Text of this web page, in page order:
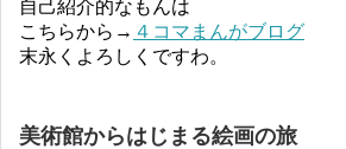
自己紹介的なもんは
こちらから→ ４コマまんがブログ
末永くよろしくですわ。
美術館からはじまる絵画の旅